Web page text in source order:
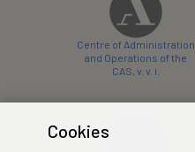
Centre of Administration
and Operations of the
CAS, v. v. i.
Cookies